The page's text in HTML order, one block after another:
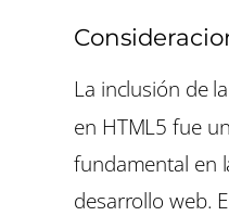
La inclusión de
en HTML5 fue
fundamental en
desarrollo web.